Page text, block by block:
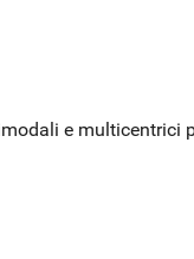
e multicentrici